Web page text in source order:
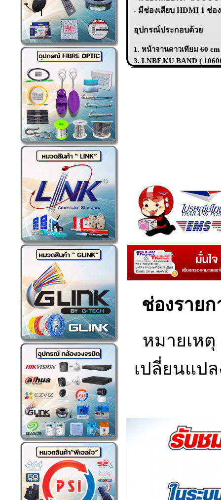
- มีช่องเสียบ HDMI 1 ช่อ
อุปกรณ์ประกอบด้วย
1. หน้าจานดาวเทียม 60
3. LNBF KU BAND (
ช่องรายก
หมายเห
เปลี่ยนแป